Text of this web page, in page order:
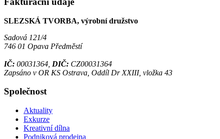
SLEZSKÁ TVORBA, výrobní družstvo
Sadová 121/4
746 01 Opava Předměstí
IČ: 00031364, DIČ: CZ00031364
Zapsáno v OR KS Ostrava, Oddíl Dr XXIII, vložka 43
Společnost
Aktuality
Exkurze
Kreativní dílna
Podniková prodejna